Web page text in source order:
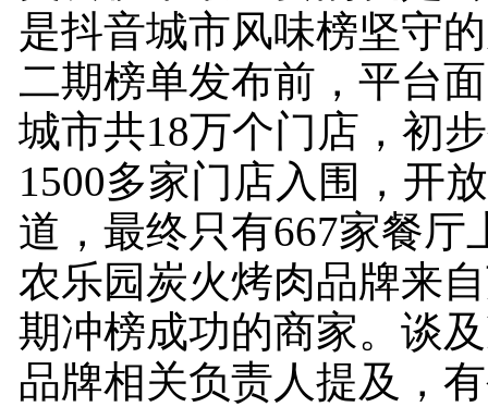
是抖音城市风味榜坚守
二期榜单发布前，平台
城市共18万个门店，初
1500多家门店入围，开
道，最终只有667家餐厅
农乐园炭火烤肉品牌来
期冲榜成功的商家。谈
品牌相关负责人提及，